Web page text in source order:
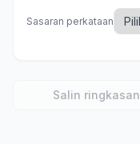
Sasaran perkataan
Salin ringkasan